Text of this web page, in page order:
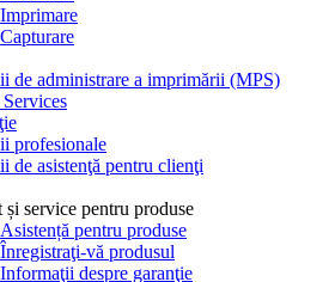
Imprimare
Capturare
de administrare a imprimării (MPS)
profesionale
de asistenţă pentru clienţi
și service pentru produse
Asistență pentru produse
Înregistraţi-vă produsul
Informaţii despre garanţie